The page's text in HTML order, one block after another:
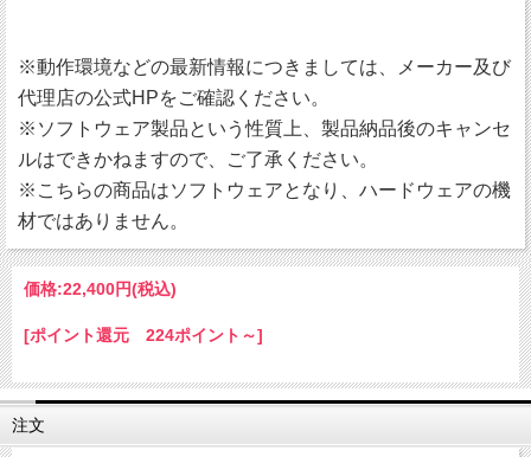
※動作環境などの最新情報につきましては、メーカー及び
代理店の公式HPをご確認ください。
※ソフトウェア製品という性質上、製品納品後のキャンセ
ルはできかねますので、ご了承ください。
※こちらの商品はソフトウェアとなり、ハードウェアの機
材ではありません。
価格:22,400円(税込)
[ポイント還元 224ポイント～]
注文